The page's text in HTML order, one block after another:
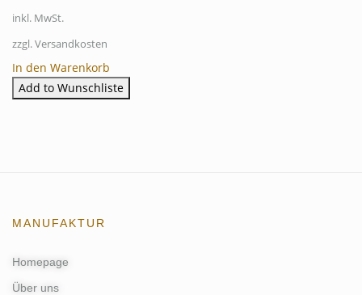
inkl. MwSt.
zzgl. Versandkosten
In den Warenkorb
Add to Wunschliste
MANUFAKTUR
Homepage
Über uns